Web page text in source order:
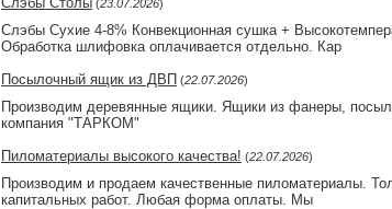
(23.07.2026)
Слэбы Сухие 4-8% Конвекционная сушка +
Обработка шлифовка оплачивается отдельно. Кар
Посылочный ящик из ДВП (22.07.2026)
Производим деревянные ящики. Ящики из фанеры,
компания "ТАРКОМ"
Пиломатериалы высокого качества! (22.07.2026)
Производим и продаем качественные пиломатериалы.
капитальных работ. Любая форма оплаты. Мы